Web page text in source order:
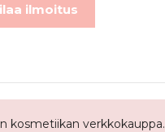
ilmoitus
kosmetiikan verkkokauppa.